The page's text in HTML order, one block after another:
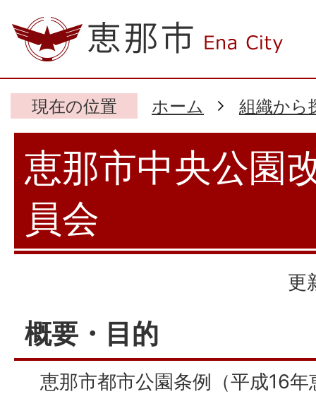
現在の位置 ホーム 組織から
恵那市中央公園
員会
更
概要・目的
恵那市都市公園条例（平成16年